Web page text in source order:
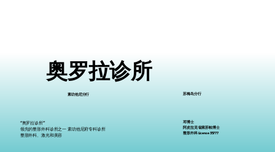
素叻他尼分行 苏梅岛分行
邓博士
阿皮拉克·翁索苏帕博士
整形外科 License 35777
奥罗拉诊所
“奥罗拉诊所”
领先的整形外科诊所之一 素叻他尼府专科诊所
整形外科、激光和美容